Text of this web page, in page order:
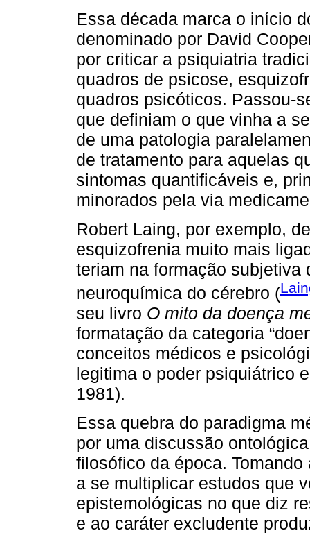
Essa década marca o início
denominado por David
por criticar a psiquiatria
quadros de psicose,
quadros psicóticos. Passou-
que definiam o que vinha a
de uma patologia
de tratamento para aquelas
sintomas quantificáveis e,
minorados pela via
Robert Laing, por exemplo,
esquizofrenia muito mais
teriam na formação
neuroquímica do cérebro (
seu livro O mito da doença
formatação da categoria
conceitos médicos e
legitima o poder psiquiátrico
1981).
Essa quebra do paradigma
por uma discussão
filosófico da época.
a se multiplicar estudos que
epistemológicas no que diz
e ao caráter excludente